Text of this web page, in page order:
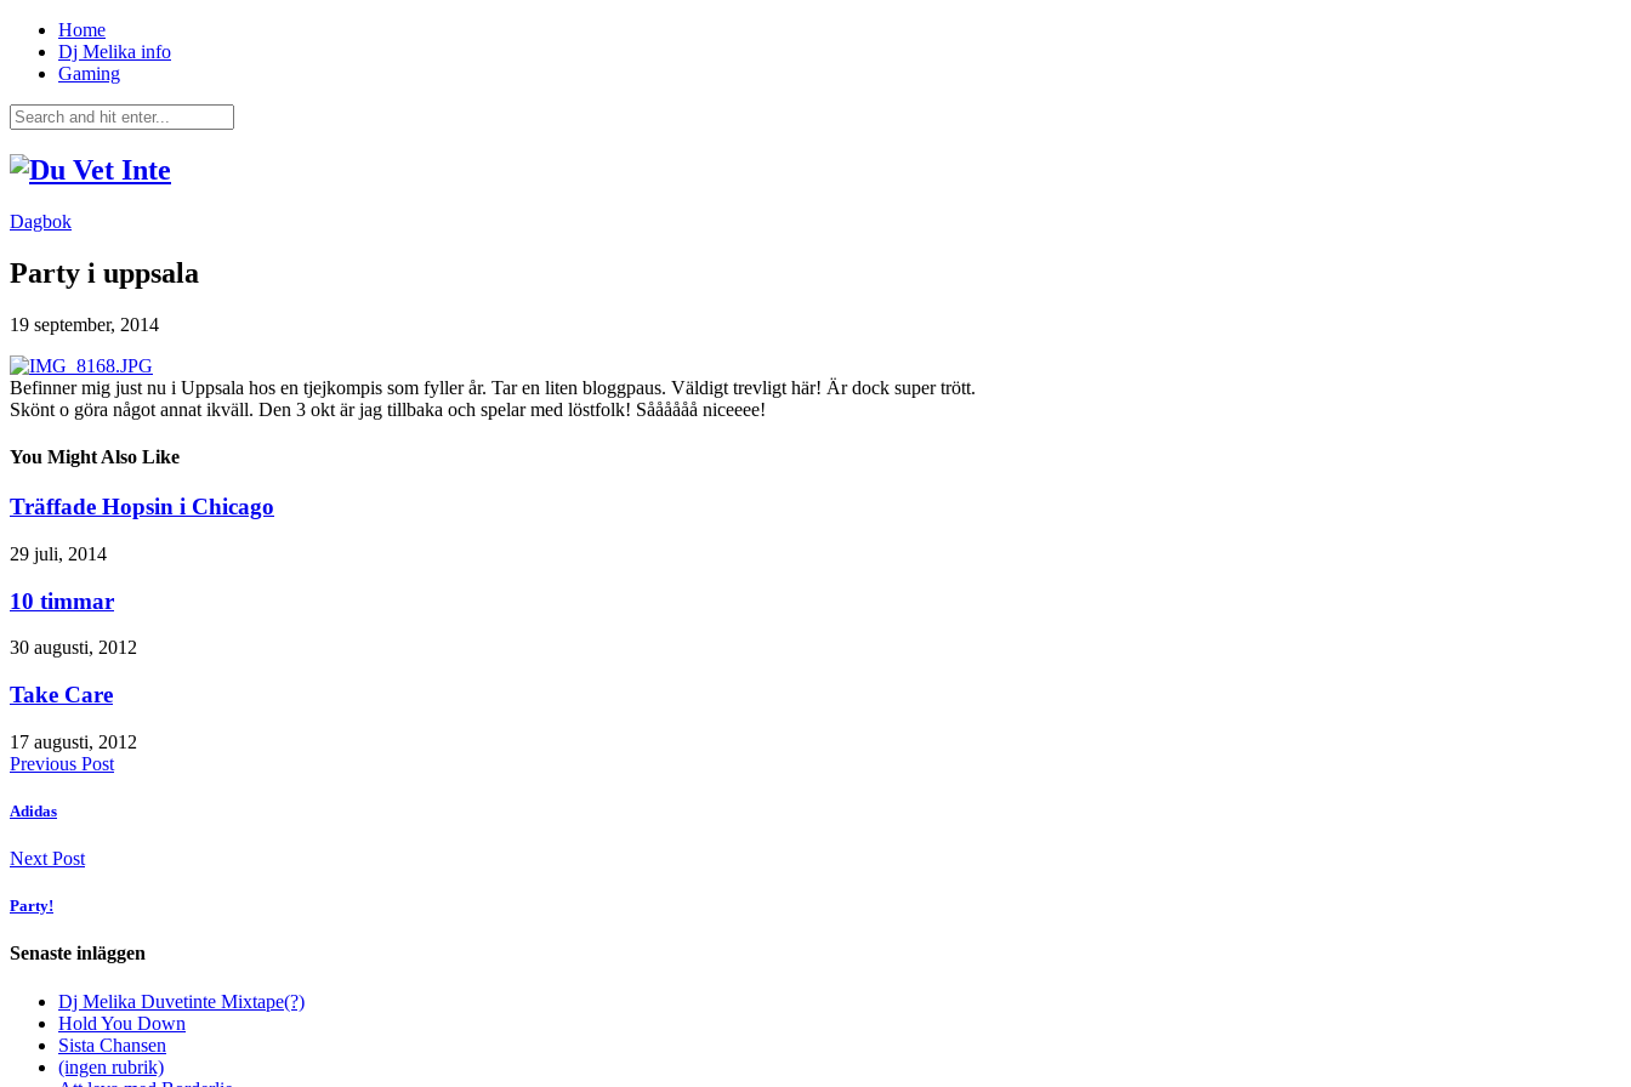
Home
Dj Melika info
Gaming
Dagbok
Party i uppsala
19 september, 2014
Befinner mig just nu i Uppsala hos en tjejkompis som fyller år. Tar en liten bloggpaus. Väldigt trevligt här! Är dock super trött.
Skönt o göra något annat ikväll. Den 3 okt är jag tillbaka och spelar med löstfolk! Såååååå niceeee!
You Might Also Like
Träffade Hopsin i Chicago
29 juli, 2014
10 timmar
30 augusti, 2012
Take Care
17 augusti, 2012
Previous Post
Adidas
Next Post
Party!
Senaste inläggen
Dj Melika Duvetinte Mixtape(?)
Hold You Down
Sista Chansen
(ingen rubrik)